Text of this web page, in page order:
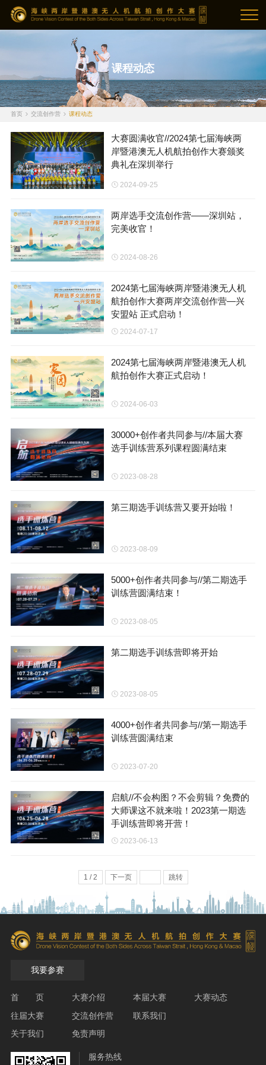
课程动态
首页 交流创作营 课程动态
大赛圆满收官//2024第七届海峡两
岸暨港澳无人机航拍创作大赛颁奖
典礼在深圳举行
2024-09-25
两岸选手交流创作营——深圳站，
完美收官！
2024-08-26
2024第七届海峡两岸暨港澳无人机
航拍创作大赛两岸交流创作营—兴
安盟站 正式启动！
2024-07-17
2024第七届海峡两岸暨港澳无人机
航拍创作大赛正式启动！
2024-06-03
30000+创作者共同参与//本届大赛
选手训练营系列课程圆满结束
2023-08-28
第三期选手训练营又要开始啦！
2023-08-09
5000+创作者共同参与//第二期选手
训练营圆满结束！
2023-08-05
第二期选手训练营即将开始
2023-08-05
4000+创作者共同参与//第一期选手
训练营圆满结束
2023-07-20
启航//不会构图？不会剪辑？免费的
大师课这不就来啦！2023第一期选
手训练营即将开营！
2023-06-13
1 / 2 下一页 跳转
我要参赛
首 页 大赛介绍 本届大赛
大赛动态
往届大赛
交流创作营
联系我们
关于我们
免责声明
服务热线